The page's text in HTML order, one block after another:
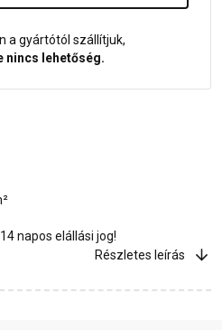
a gyártótól szállítjuk,
nincs lehetőség.
napos elállási jog!
Részletes leírás